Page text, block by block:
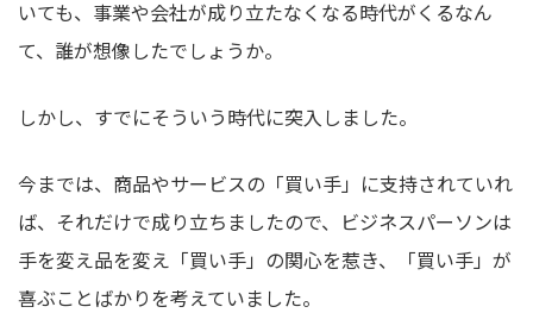
いても、事業や会社が成り立たなくなる時代がくるなん
て、誰が想像したでしょうか。
しかし、すでにそういう時代に突入しました。
今までは、商品やサービスの「買い手」に支持されていれ
ば、それだけで成り立ちましたので、ビジネスパーソンは
手を変え品を変え「買い手」の関心を惹き、「買い手」が
喜ぶことばかりを考えていました。